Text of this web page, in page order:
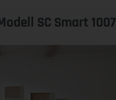
SC Smart 1007